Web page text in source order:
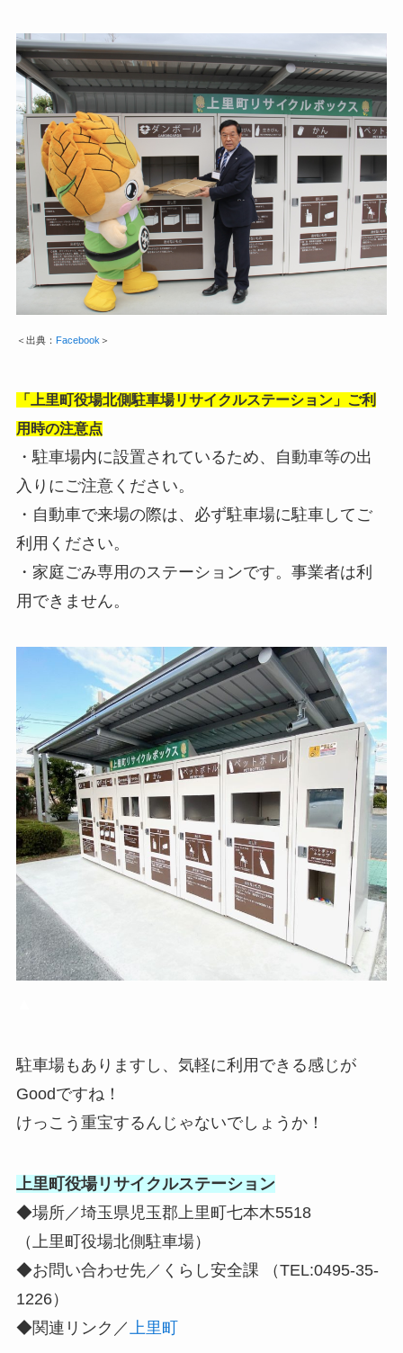
＜出典： Facebook ＞
「上里町役場北側駐車場リサイクルステーション」ご利
用時の注意点
・駐車場内に設置されているため、自動車等の出
入りにご注意ください。
・自動車で来場の際は、必ず駐車場に駐車してご
利用ください。
・家庭ごみ専用のステーションです。事業者は利
用できません。
駐車場もありますし、気軽に利用できる感じが
Goodですね！
けっこう重宝するんじゃないでしょうか！
上里町役場リサイクルステーション
◆場所／埼玉県児玉郡上里町七本木5518
（上里町役場北側駐車場）
◆お問い合わせ先／くらし安全課 （TEL:0495-35-
1226）
◆関連リンク／ 上里町